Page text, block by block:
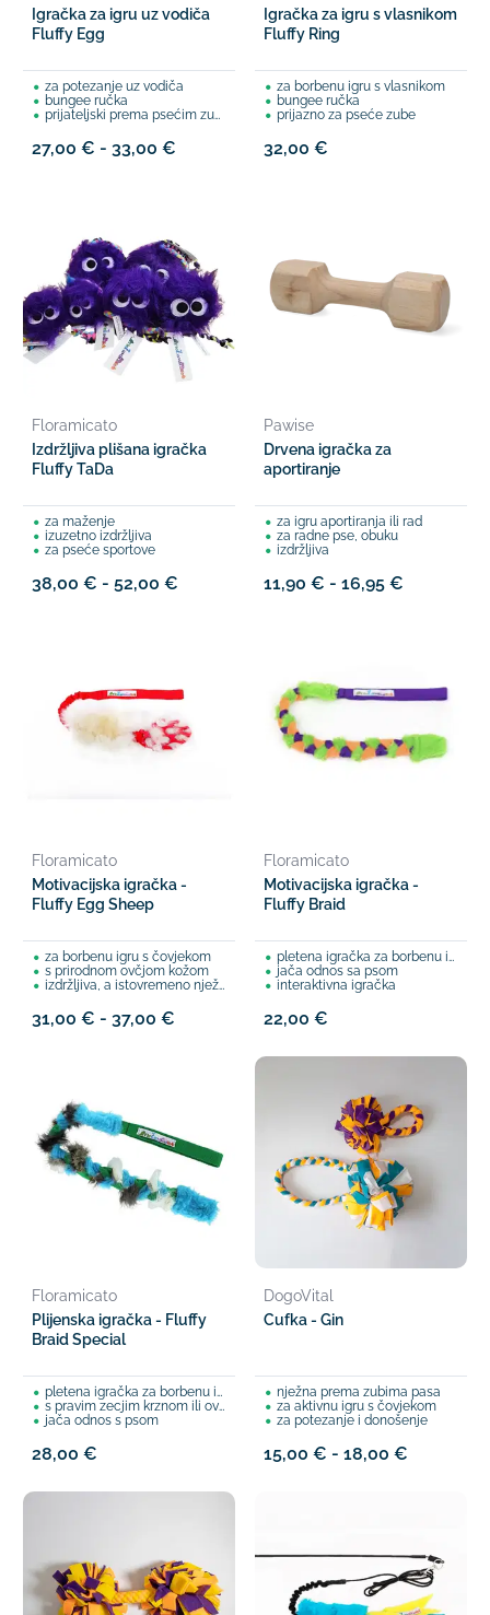
Igračka za igru uz vodiča
Fluffy Egg
za potezanje uz vodiča
bungee ručka
prijateljski prema psećim zubima
27,00 € - 33,00 €
Igračka za igru s vlasnikom
Fluffy Ring
za borbenu igru s vlasnikom
bungee ručka
prijazno za pseće zube
32,00 €
Floramicato
Izdržljiva plišana igračka
Fluffy TaDa
za maženje
izuzetno izdržljiva
za pseće sportove
38,00 € - 52,00 €
Pawise
Drvena igračka za
aportiranje
za igru aportiranja ili rad
za radne pse, obuku
izdržljiva
11,90 € - 16,95 €
Floramicato
Motivacijska igračka -
Fluffy Egg Sheep
za borbenu igru s čovjekom
s prirodnom ovčjom kožom
izdržljiva, a istovremeno nježna prema psećim zubima
31,00 € - 37,00 €
Floramicato
Motivacijska igračka -
Fluffy Braid
pletena igračka za borbenu igru
jača odnos sa psom
interaktivna igračka
22,00 €
Floramicato
Plijenska igračka - Fluffy
Braid Special
pletena igračka za borbenu igru
s pravim zecjim krznom ili ovčjom vunom
jača odnos s psom
28,00 €
DogoVital
Cufka - Gin
nježna prema zubima pasa
za aktivnu igru s čovjekom
za potezanje i donošenje
15,00 € - 18,00 €